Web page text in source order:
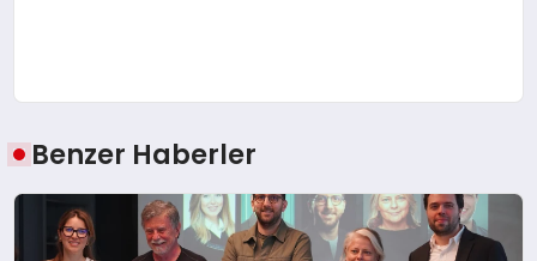
Benzer Haberler